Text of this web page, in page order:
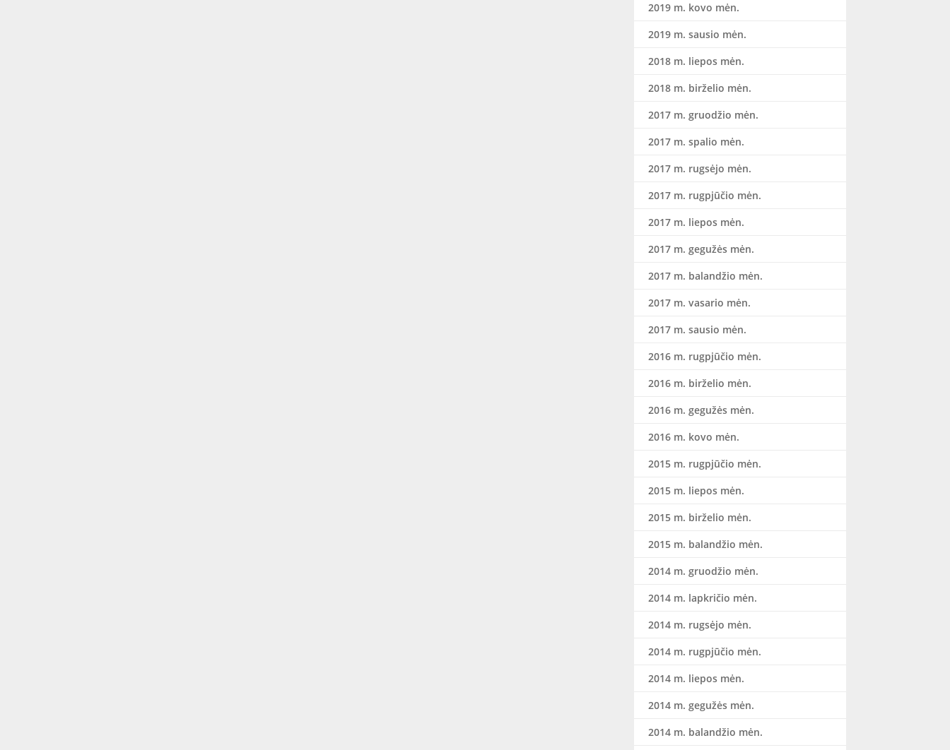
2019 m. kovo mėn.
2019 m. sausio mėn.
2018 m. liepos mėn.
2018 m. birželio mėn.
2017 m. gruodžio mėn.
2017 m. spalio mėn.
2017 m. rugsėjo mėn.
2017 m. rugpjūčio mėn.
2017 m. liepos mėn.
2017 m. gegužės mėn.
2017 m. balandžio mėn.
2017 m. vasario mėn.
2017 m. sausio mėn.
2016 m. rugpjūčio mėn.
2016 m. birželio mėn.
2016 m. gegužės mėn.
2016 m. kovo mėn.
2015 m. rugpjūčio mėn.
2015 m. liepos mėn.
2015 m. birželio mėn.
2015 m. balandžio mėn.
2014 m. gruodžio mėn.
2014 m. lapkričio mėn.
2014 m. rugsėjo mėn.
2014 m. rugpjūčio mėn.
2014 m. liepos mėn.
2014 m. gegužės mėn.
2014 m. balandžio mėn.